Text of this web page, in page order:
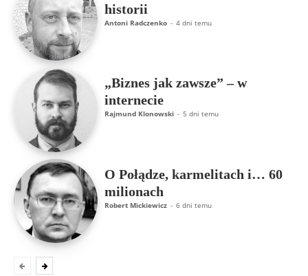
historii
Antoni Radczenko - 4 dni temu
„Biznes jak zawsze” – w
internecie
Rajmund Klonowski - 5 dni temu
O Połądze, karmelitach i… 60
milionach
Robert Mickiewicz - 6 dni temu